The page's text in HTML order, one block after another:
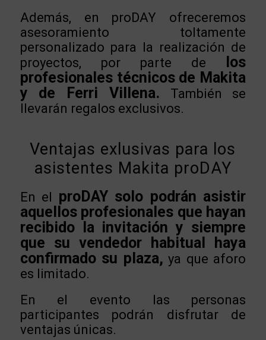
Además, en proDAY ofreceremos
asesoramiento toltamente
personalizado para la realización de
proyectos, por parte de
los
profesionales técnicos de Makita
y de Ferri Villena. También se
llevarán regalos exclusivos.
Ventajas exlusivas para los
asistentes Makita proDAY
En el proDAY solo podrán asistir
aquellos profesionales que hayan
recibido la invitación y siempre
que su vendedor habitual haya
confirmado su plaza, ya que aforo
es limitado.
En el evento las personas
participantes podrán disfrutar de
ventajas únicas.